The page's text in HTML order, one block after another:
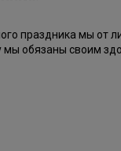
праздника мы от
мы обязаны своим